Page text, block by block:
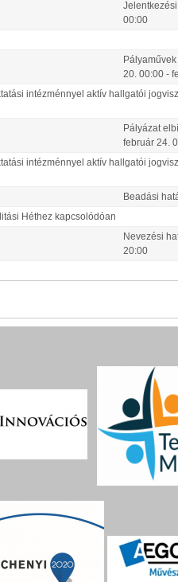
00:00
20 00:00 -
intézménnyel aktív hallgatói
Pályázat
február 24
intézménnyel aktív hallgatói
Beadási
Héthez kapcsolódóan
Nevezési
20:00